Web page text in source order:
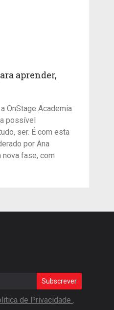
aprender,
OnStage Academia
possível
ser. É com esta
por Ana
nova fase, com
Subscrever
de Privacidade